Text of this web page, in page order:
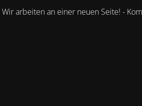
Wir arbeiten an einer neuen Seite! -